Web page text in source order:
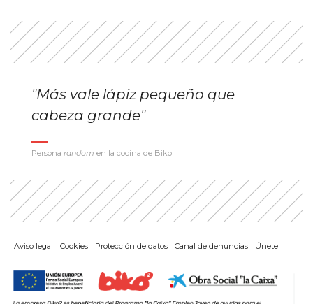
"Más vale lápiz pequeño que
cabeza grande"
Persona random en la cocina de Biko
Aviso legal Cookies Protección de datos Canal de denuncias Únete